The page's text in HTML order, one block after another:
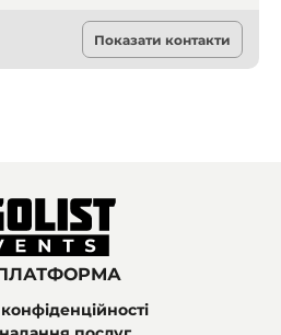
Показати контакти